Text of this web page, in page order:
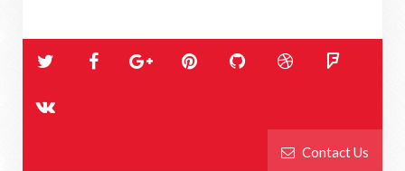
Contact Us